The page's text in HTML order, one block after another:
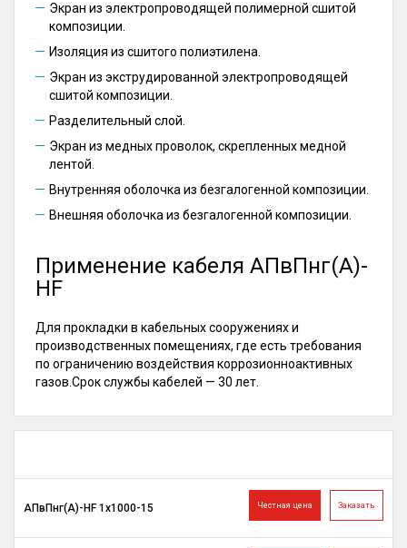
Экран из электропроводящей полимерной сшитой
композиции.
Изоляция из сшитого полиэтилена.
Экран из экструдированной электропроводящей
сшитой композиции.
Разделительный слой.
Экран из медных проволок, скрепленных медной
лентой.
Внутренняя оболочка из безгалогенной композиции.
Внешняя оболочка из безгалогенной композиции.
Применение кабеля АПвПнг(А)-
HF
Для прокладки в кабельных сооружениях и
производственных помещениях, где есть требования
по ограничению воздействия коррозионноактивных
газов.Срок службы кабелей — 30 лет.
Заказать
Честная цена
АПвПнг(A)-HF 1х1000-15